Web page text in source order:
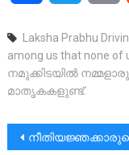
Laksha Prabhu
among us that none of
നമുക്കിടയിൽ
മാതൃകകളുണ്ട്.
നീതിയജ്ഞക്കാരുടെ 10 അനീതികൾ അക്കമിട്ടു ചോദ്യം ചെയ്യുന്നു.|സഭയോടു ചെയ്യുന്ന അനീതികൾ കണ്ടില്ലെന്നു നടിക്കാനാവില്ല|Syro-Malabar Media